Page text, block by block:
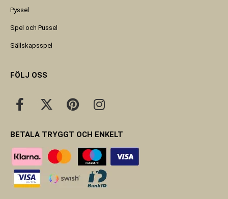
Pyssel
Spel och Pussel
Sällskapsspel
FÖLJ OSS
BETALA TRYGGT OCH ENKELT